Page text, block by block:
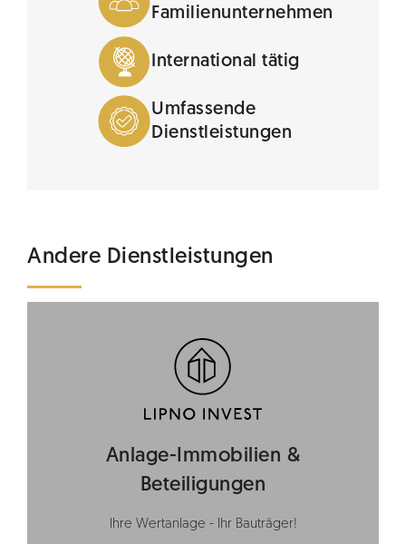
Familienunternehmen
International tätig
Umfassende
Dienstleistungen
Andere Dienstleistungen
Anlage-Immobilien &
Beteiligungen
Ihre Wertanlage - Ihr Bauträger!